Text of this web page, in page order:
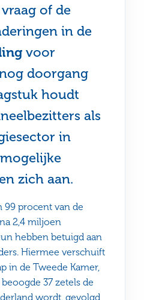
of de
in de
voor
doorgang
houdt
als
in
zich aan.
99 procent van de
2,4 miljoen
hebben betuigd aan
Hiermee verschuift
in de Tweede Kamer,
37 zetels de
wordt, gevolgd